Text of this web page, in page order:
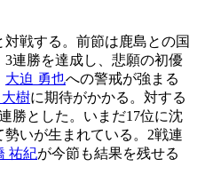
戦する。前節は鹿島との国
連勝を達成し、悲願の初優
大迫 勇也への警戒が強まる
樹に期待がかかる。対する
勝とした。いまだ17位に沈
いが生まれている。2戦連
祐紀が今節も結果を残せる